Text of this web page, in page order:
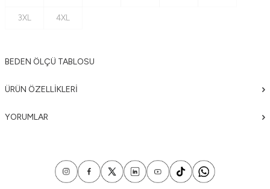
3XL 4XL
BEDEN ÖLÇÜ TABLOSU
ÜRÜN ÖZELLIKLERI
YORUMLAR